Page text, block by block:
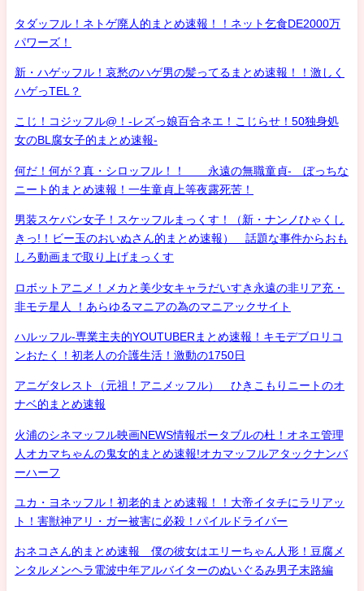
タダッフル！ネトゲ廃人的まとめ速報！！ネット乞食DE2000万
パワーズ！
新・ハゲッフル！哀愁のハゲ男の髪ってるまとめ速報！！激しく
ハゲっTEL？
こじ！コジッフル@！-レズっ娘百合ネエ！こじらせ！50独身処
女のBL腐女子的まとめ速報-
何だ！何が？真・シロッフル！！ 永遠の無職童貞- ぼっちな
ニート的まとめ速報！一生童貞上等夜露死苦！
男装スケバン女子！スケッフルまっくす！（新・ナンノひゃくし
きっ!！ビー玉のおいぬさん的まとめ速報） 話題な事件からおも
しろ動画まで取り上げまっくす
ロボットアニメ！メカと美少女キャラだいすき永遠の非リア充・
非モテ星人 ！あらゆるマニアの為のマニアックサイト
ハルッフル-専業主夫的YOUTUBERまとめ速報！キモデブロリコ
ンおたく！初老人の介護生活！激動の1750日
アニゲタレスト（元祖！アニメッフル） ひきこもりニートのオ
ナベ的まとめ速報
火浦のシネマッフル映画NEWS情報ポータブルの杜！オネエ管理
人オカマちゃんの鬼女的まとめ速報!オカマッフルアタックナンバ
ーハーフ
ユカ・ヨネッフル！初老的まとめ速報！！大帝イタチにラリアッ
ト！害獣神アリ・ガー被害に必殺！パイルドライバー
おネコさん的まとめ速報 僕の彼女はエリーちゃん人形！豆腐メ
ンタルメンヘラ電波中年アルバイターのぬいぐるみ男子末路編